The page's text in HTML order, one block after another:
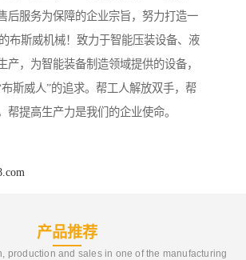
后服务为保障的企业宗旨，努力打造一
布斯威机械！致力于智能压装设备、液
产，为智能装备制造领域提供的设备，
斯威人”的追求。帮工人解放双手，帮
帮提高生产力是我们的企业使命。
产品推荐
production and sales in one of the manufacturing